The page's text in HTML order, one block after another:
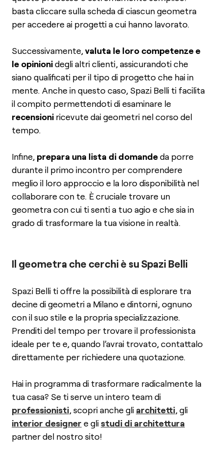
basta cliccare sulla scheda di ciascun geometra
per accedere ai progetti a cui hanno lavorato.
Successivamente,valuta le loro competenze e
le opinionidegli altri clienti, assicurandoti che
siano qualificati per il tipo di progetto che hai in
mente. Anche in questo caso, Spazi Belli ti facilita
il compito permettendoti di esaminare le
recensioni ricevute dai geometri nel corso del
tempo.
Infine, prepara una lista di domandeda porre
durante il primo incontro per comprendere
meglio il loro approccio e la loro disponibilità nel
collaborare con te. È cruciale trovare un
geometra con cui ti senti a tuo agio e che sia in
grado di trasformare la tua visione in realtà.
Il geometra che cerchi è su Spazi Belli
Spazi Belli ti offre la possibilità di esplorare tra
decine di geometri a Milano e dintorni, ognuno
con il suo stile e la propria specializzazione.
Prenditi del tempo per trovare il professionista
ideale per te e, quando l’avrai trovato, contattalo
direttamente per richiedere una quotazione.
Hai in programma di trasformare radicalmente la
tua casa? Se ti serve un intero team di
professionisti, scopri anche gli architetti, gli
interior designer e gli studi di architettura
partner del nostro sito!